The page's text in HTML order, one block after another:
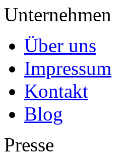
Unternehmen
Über uns
Impressum
Kontakt
Blog
Presse